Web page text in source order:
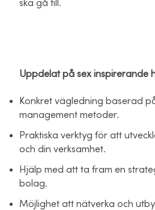
ska gå till.
Uppdelat på sex inspirerande
Konkret vägledning baserad
management metoder.
Praktiska verktyg för att
och din verksamhet.
Hjälp med att ta fram en
bolag.
Möjlighet att nätverka och